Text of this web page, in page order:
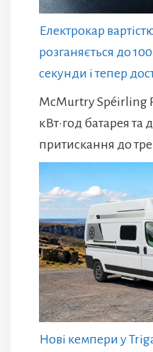
Електрокар
розганяється до
секунди і тепер
McMurtry Spéirling
кВт·год батарея та
притискання до
Нові кемпери у